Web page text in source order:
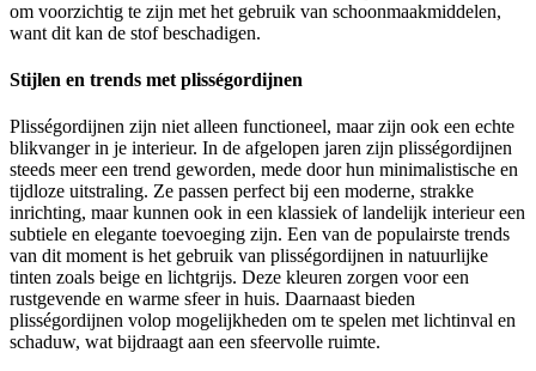
om voorzichtig te zijn met het gebruik van schoonmaakmiddelen,
want dit kan de stof beschadigen.
Stijlen en trends met plisségordijnen
Plisségordijnen zijn niet alleen functioneel, maar zijn ook een echte
blikvanger in je interieur. In de afgelopen jaren zijn plisségordijnen
steeds meer een trend geworden, mede door hun minimalistische en
tijdloze uitstraling. Ze passen perfect bij een moderne, strakke
inrichting, maar kunnen ook in een klassiek of landelijk interieur een
subtiele en elegante toevoeging zijn. Een van de populairste trends
van dit moment is het gebruik van plisségordijnen in natuurlijke
tinten zoals beige en lichtgrijs. Deze kleuren zorgen voor een
rustgevende en warme sfeer in huis. Daarnaast bieden
plisségordijnen volop mogelijkheden om te spelen met lichtinval en
schaduw, wat bijdraagt aan een sfeervolle ruimte.